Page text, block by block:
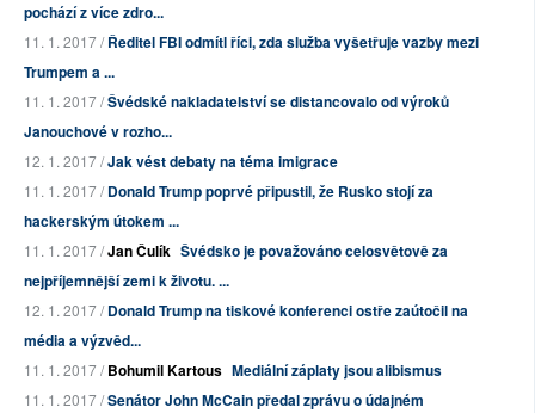
pochází z více zdro...
11. 1. 2017 /Ředitel FBI odmítl říci, zda služba vyšetřuje vazby mezi
Trumpem a ...
11. 1. 2017 /Švédské nakladatelství se distancovalo od výroků
Janouchové v rozho...
12. 1. 2017 /Jak vést debaty na téma imigrace
11. 1. 2017 /Donald Trump poprvé připustil, že Rusko stojí za
hackerským útokem ...
11. 1. 2017 /Jan Čulík Švédsko je považováno celosvětově za
nejpříjemnější zemi k životu. ...
12. 1. 2017 /Donald Trump na tiskové konferenci ostře zaútočil na
média a výzvěd...
11. 1. 2017 /Bohumil Kartous Mediální záplaty jsou alibismus
11. 1. 2017 /Senátor John McCain předal zprávu o údajném